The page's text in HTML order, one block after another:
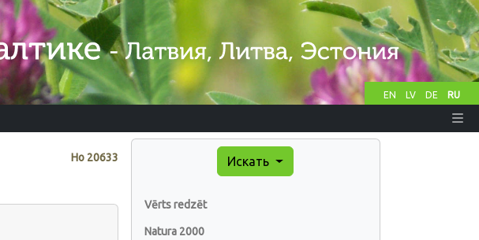
EN LV DE RU
Нo 20633 Искать
Vērts redzēt
Natura 2000